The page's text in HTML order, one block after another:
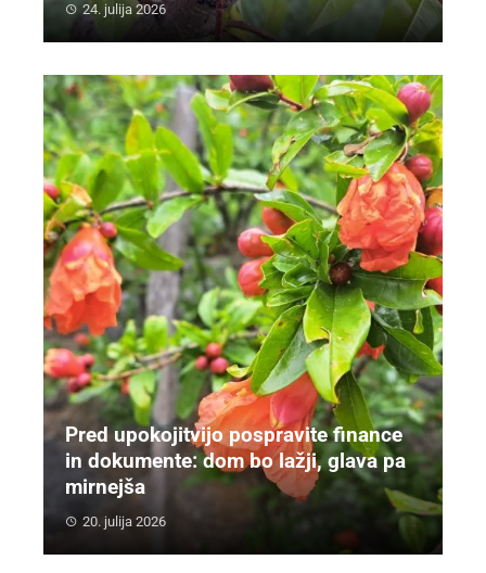
24. julija 2026
Pred upokojitvijo pospravite finance
in dokumente: dom bo lažji, glava pa
mirnejša
20. julija 2026